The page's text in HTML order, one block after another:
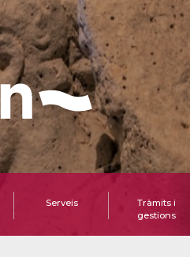
Serveis
Tràmits i
gestions